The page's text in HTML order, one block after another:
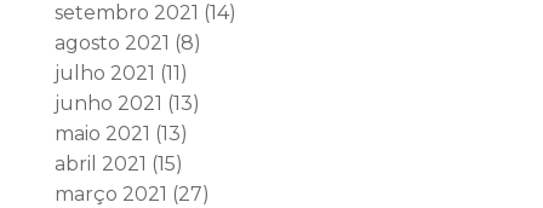
setembro 2021 (14)
agosto 2021 (8)
julho 2021 (11)
junho 2021 (13)
maio 2021 (13)
abril 2021 (15)
março 2021 (27)